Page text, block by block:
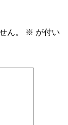
ん。 ※ が付い